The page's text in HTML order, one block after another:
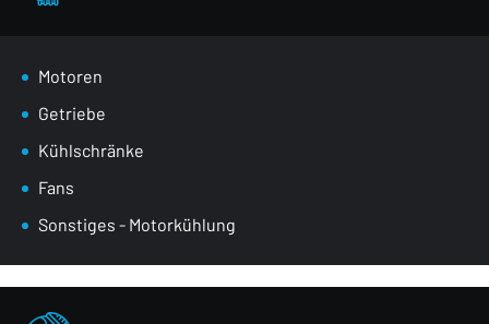
Motoren
Getriebe
Kühlschränke
Fans
Sonstiges - Motorkühlung